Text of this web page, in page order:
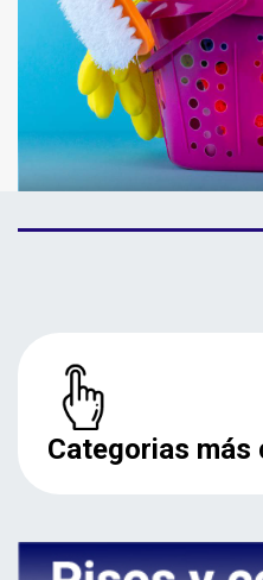
Categorias más